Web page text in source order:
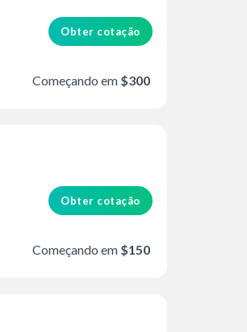
Obter cotação
Começando em $300
Obter cotação
Começando em $150